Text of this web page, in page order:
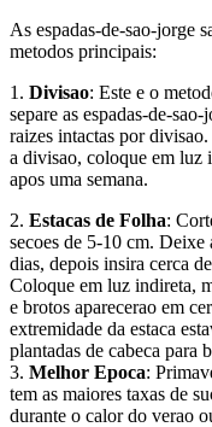
As espadas-de-sao-jorge
metodos principais:
1. Divisao: Este e o
separe as espadas-de-
raizes intactas por
a divisao, coloque em luz
apos uma semana.
2. Estacas de Folha:
secoes de 5-10 cm. Deixe
dias, depois insira cerca
Coloque em luz indireta,
e brotos aparecerao em
extremidade da estaca
plantadas de cabeca para
3. Melhor Epoca:
tem as maiores taxas de
durante o calor do verao